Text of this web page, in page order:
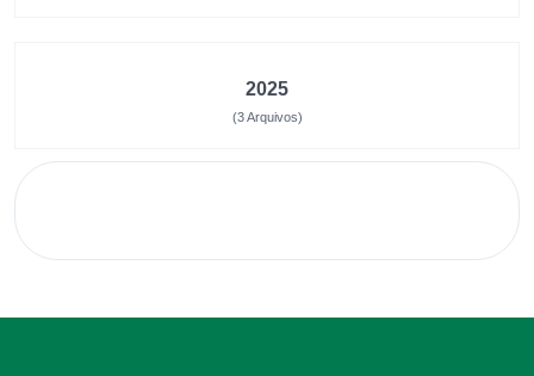
2025
(3 Arquivos)